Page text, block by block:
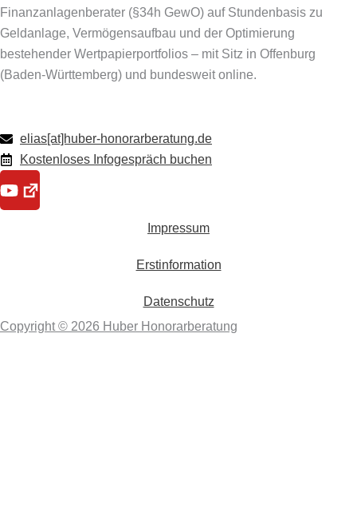
Finanzanlagenberater (§34h GewO) auf Stundenbasis zu
Geldanlage, Vermögensaufbau und der Optimierung
bestehender Wertpapierportfolios – mit Sitz in Offenburg
(Baden-Württemberg) und bundesweit online.
elias[at]huber-honorarberatung.de
Kostenloses Infogespräch buchen
Youtube
Impressum
Erstinformation
Datenschutz
Copyright © 2026 Huber Honorarberatung